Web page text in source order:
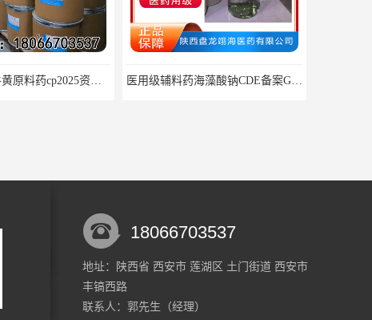
药用级人工牛黄原料药cp2025资质齐全 医用级辅料药海藻酸钠CDE备案GMP COA质检
医用级原料药枸橼酸 CDE备案 COA质检随货同行
18066703537
地址：陕西省 西安市 莲湖区 土门街道 西安市
丰镐西路
联系人：郭先生 （经理）